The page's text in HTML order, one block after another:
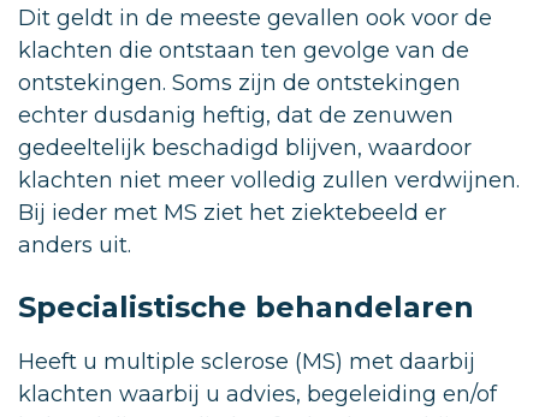
Dit geldt in de meeste gevallen ook voor de
klachten die ontstaan ten gevolge van de
ontstekingen. Soms zijn de ontstekingen
echter dusdanig heftig, dat de zenuwen
gedeeltelijk beschadigd blijven, waardoor
klachten niet meer volledig zullen verdwijnen.
Bij ieder met MS ziet het ziektebeeld er
anders uit.
Specialistische behandelaren
Heeft u multiple sclerose (MS) met daarbij
klachten waarbij u advies, begeleiding en/of